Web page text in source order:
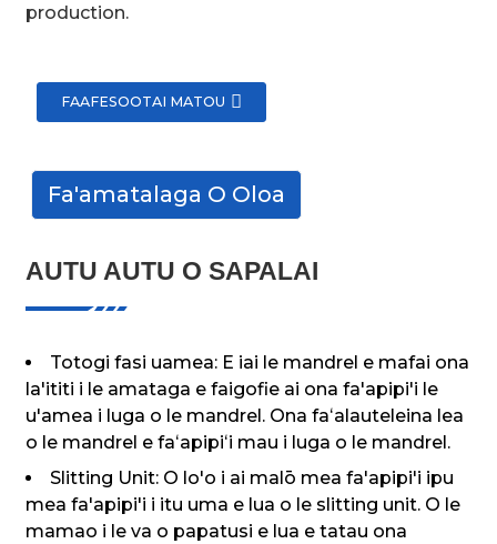
production.
FAAFESOOTAI MATOU
Fa'amatalaga O Oloa
AUTU AUTU O SAPALAI
Totogi fasi uamea: E iai le mandrel e mafai ona
la'ititi i le amataga e faigofie ai ona fa'apipi'i le
u'amea i luga o le mandrel. Ona faʻalauteleina lea
o le mandrel e faʻapipiʻi mau i luga o le mandrel.
Slitting Unit: O lo'o i ai malō mea fa'apipi'i ipu
mea fa'apipi'i i itu uma e lua o le slitting unit. O le
mamao i le va o papatusi e lua e tatau ona